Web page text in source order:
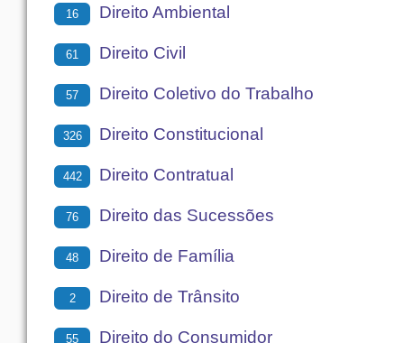
16 Direito Ambiental
61 Direito Civil
57 Direito Coletivo do Trabalho
326 Direito Constitucional
442 Direito Contratual
76 Direito das Sucessões
48 Direito de Família
2 Direito de Trânsito
55 Direito do Consumidor